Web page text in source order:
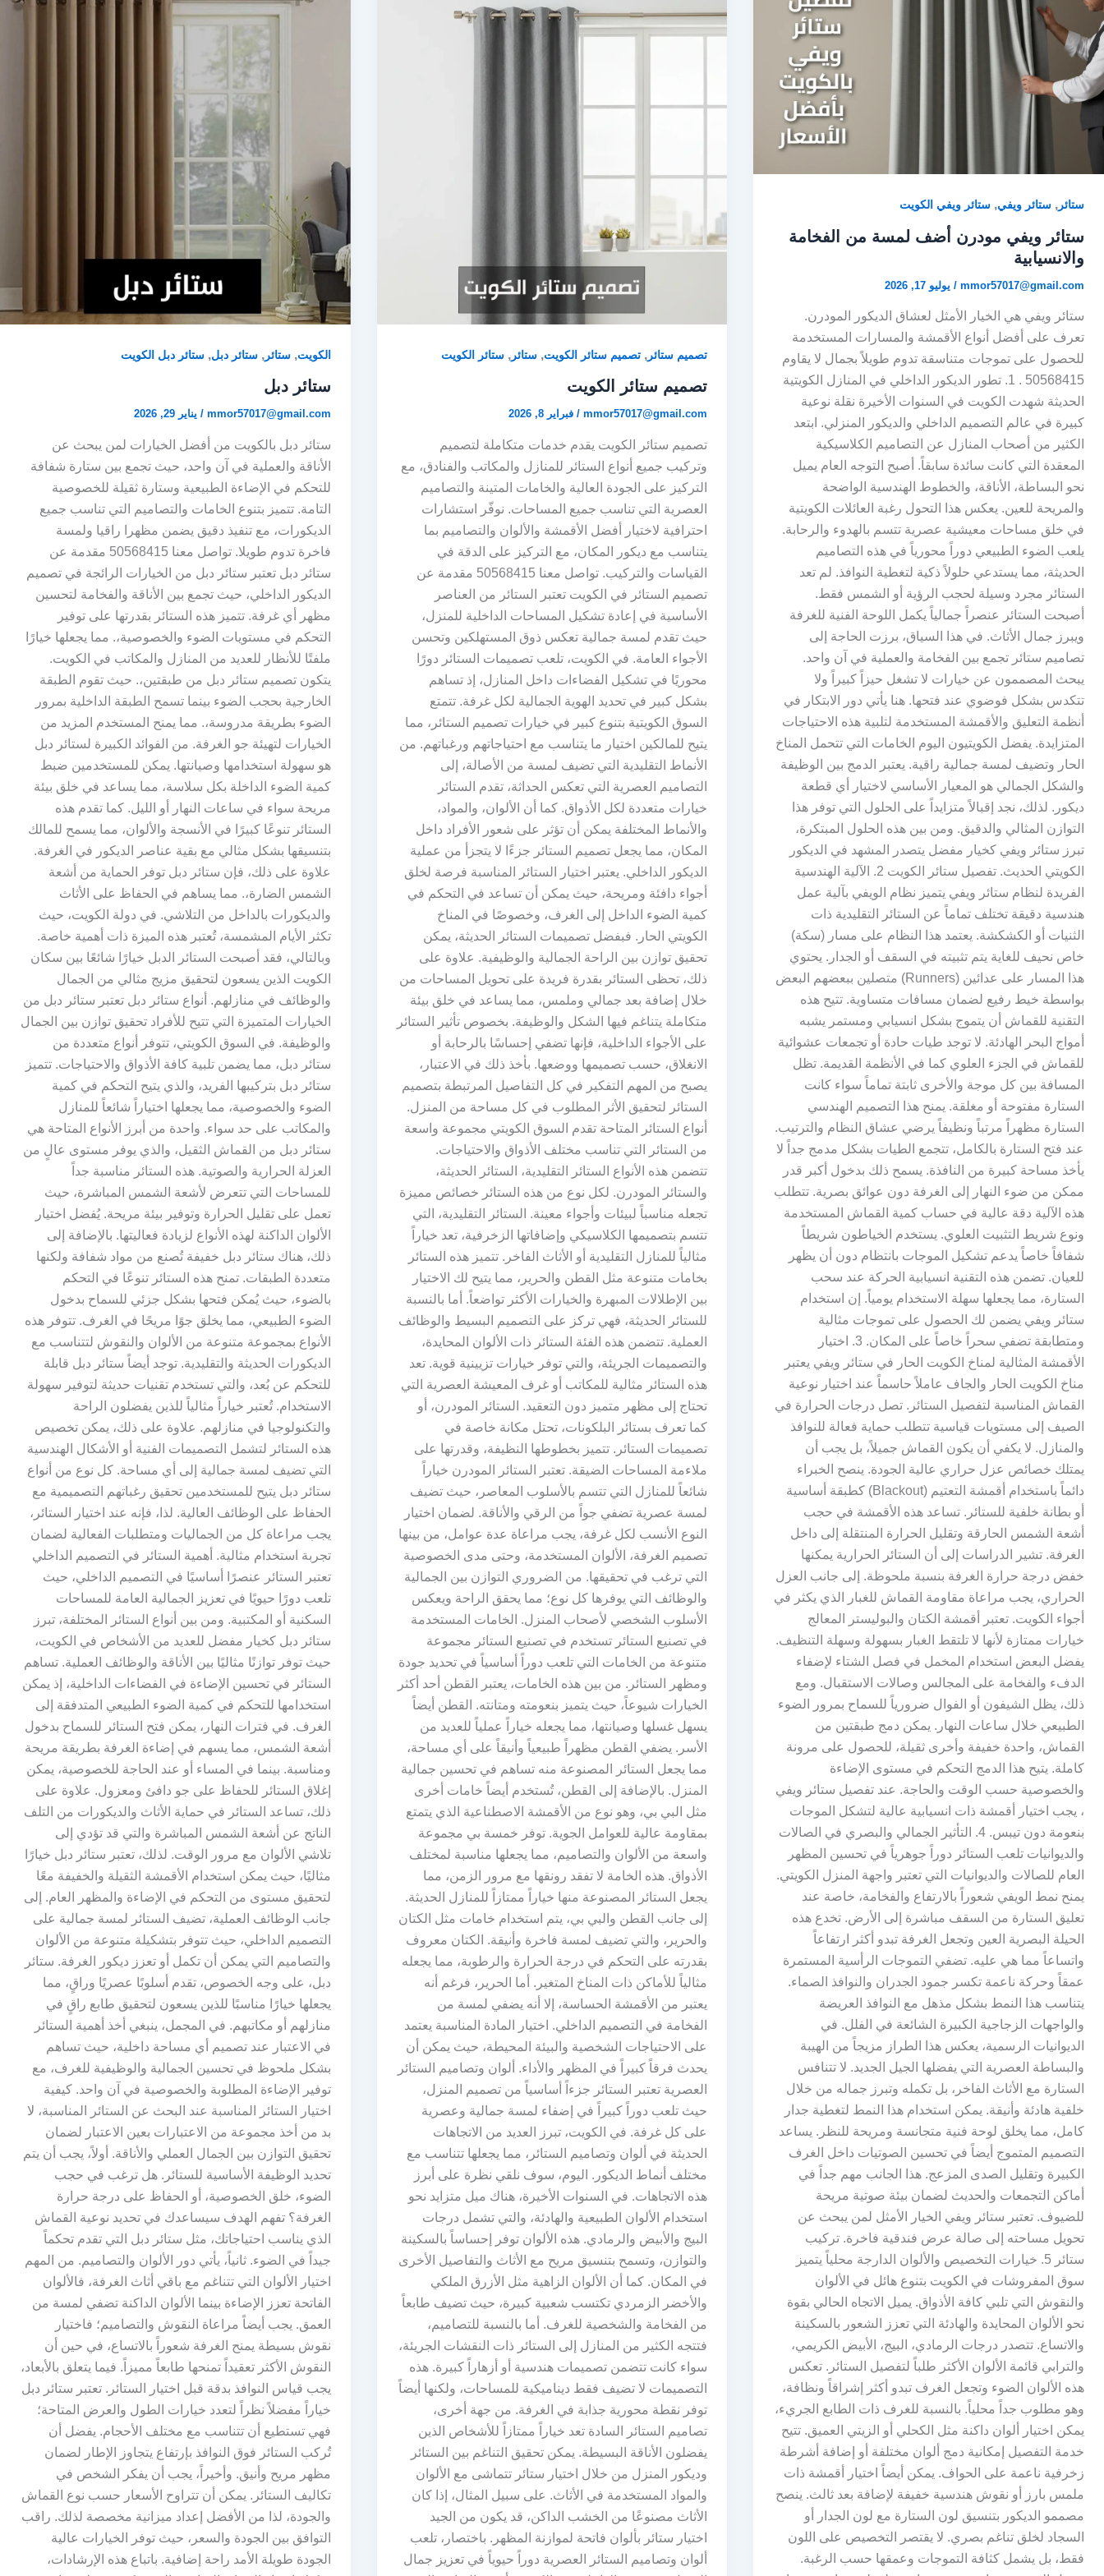
ستائر , ستائر ويفي, ستائر ويفي الكويت
ستائر ويفي مودرن أضف لمسة من الفخامة
والانسيابية
mmor57017@gmail.com
/ يوليو 17, 2026
ستائر ويفي هي الخيار الأمثل لعشاق الديكور المودرن.
تعرف على أفضل أنواع الأقمشة والمسارات المستخدمة
للحصول على تموجات متناسقة تدوم طويلاً بجمال لا يقاوم
50568415 . 1. تطور الديكور الداخلي في المنازل الكويتية
الحديثة شهدت الكويت في السنوات الأخيرة نقلة نوعية
كبيرة في عالم التصميم الداخلي والديكور المنزلي. ابتعد
الكثير من أصحاب المنازل عن التصاميم الكلاسيكية
المعقدة التي كانت سائدة سابقاً. أصبح التوجه العام يميل
نحو البساطة، الأناقة، والخطوط الهندسية الواضحة
والمريحة للعين. يعكس هذا التحول رغبة العائلات الكويتية
في خلق مساحات معيشية عصرية تتسم بالهدوء والرحابة.
يلعب الضوء الطبيعي دوراً محورياً في هذه التصاميم
الحديثة، مما يستدعي حلولاً ذكية لتغطية النوافذ. لم تعد
الستائر مجرد وسيلة لحجب الرؤية أو الشمس فقط.
أصبحت الستائر عنصراً جمالياً يكمل اللوحة الفنية للغرفة
ويبرز جمال الأثاث. في هذا السياق، برزت الحاجة إلى
تصاميم ستائر تجمع بين الفخامة والعملية في آن واحد.
يبحث المصممون عن خيارات لا تشغل حيزاً كبيراً ولا
تتكدس بشكل فوضوي عند فتحها. هنا يأتي دور الابتكار في
أنظمة التعليق والأقمشة المستخدمة لتلبية هذه الاحتياجات
المتزايدة. يفضل الكويتيون اليوم الخامات التي تتحمل المناخ
الحار وتضيف لمسة جمالية راقية. يعتبر الدمج بين الوظيفة
والشكل الجمالي هو المعيار الأساسي لاختيار أي قطعة
ديكور. لذلك، نجد إقبالاً متزايداً على الحلول التي توفر هذا
التوازن المثالي والدقيق. ومن بين هذه الحلول المبتكرة،
تبرز ستائر ويفي كخيار مفضل يتصدر المشهد في الديكور
الكويتي الحديث. تفصيل ستائر الكويت 2. الآلية الهندسية
الفريدة لنظام ستائر ويفي يتميز نظام الويفي بآلية عمل
هندسية دقيقة تختلف تماماً عن الستائر التقليدية ذات
الثنيات أو الكشكشة. يعتمد هذا النظام على مسار (سكة)
خاص نحيف للغاية يتم تثبيته في السقف أو الجدار. يحتوي
هذا المسار على عدائين (Runners) متصلين ببعضهم البعض
بواسطة خيط رفيع لضمان مسافات متساوية. تتيح هذه
التقنية للقماش أن يتموج بشكل انسيابي ومستمر يشبه
أمواج البحر الهادئة. لا توجد طيات حادة أو تجمعات عشوائية
للقماش في الجزء العلوي كما في الأنظمة القديمة. تظل
المسافة بين كل موجة والأخرى ثابتة تماماً سواء كانت
الستارة مفتوحة أو مغلقة. يمنح هذا التصميم الهندسي
الستارة مظهراً مرتباً ونظيفاً يرضي عشاق النظام والترتيب.
عند فتح الستارة بالكامل، تتجمع الطيات بشكل مدمج جداً لا
يأخذ مساحة كبيرة من النافذة. يسمح ذلك بدخول أكبر قدر
ممكن من ضوء النهار إلى الغرفة دون عوائق بصرية. تتطلب
هذه الآلية دقة عالية في حساب كمية القماش المستخدمة
ونوع شريط التثبيت العلوي. يستخدم الخياطون شريطاً
شفافاً خاصاً يدعم تشكيل الموجات بانتظام دون أن يظهر
للعيان. تضمن هذه التقنية انسيابية الحركة عند سحب
الستارة، مما يجعلها سهلة الاستخدام يومياً. إن استخدام
ستائر ويفي يضمن لك الحصول على تموجات مثالية
ومتطابقة تضفي سحراً خاصاً على المكان. 3. اختيار
الأقمشة المثالية لمناخ الكويت الحار في ستائر ويفي يعتبر
مناخ الكويت الحار والجاف عاملاً حاسماً عند اختيار نوعية
القماش المناسبة لتفصيل الستائر. تصل درجات الحرارة في
الصيف إلى مستويات قياسية تتطلب حماية فعالة للنوافذ
والمنازل. لا يكفي أن يكون القماش جميلاً، بل يجب أن
يمتلك خصائص عزل حراري عالية الجودة. ينصح الخبراء
دائماً باستخدام أقمشة التعتيم (Blackout) كطبقة أساسية
أو بطانة خلفية للستائر. تساعد هذه الأقمشة في حجب
أشعة الشمس الحارقة وتقليل الحرارة المنتقلة إلى داخل
الغرفة. تشير الدراسات إلى أن الستائر الحرارية يمكنها
خفض درجة حرارة الغرفة بنسبة ملحوظة. إلى جانب العزل
الحراري، يجب مراعاة مقاومة القماش للغبار الذي يكثر في
أجواء الكويت. تعتبر أقمشة الكتان والبوليستر المعالج
خيارات ممتازة لأنها لا تلتقط الغبار بسهولة وسهلة التنظيف.
يفضل البعض استخدام المخمل في فصل الشتاء لإضفاء
الدفء والفخامة على المجالس وصالات الاستقبال. ومع
ذلك، يظل الشيفون أو الفوال ضرورياً للسماح بمرور الضوء
الطبيعي خلال ساعات النهار. يمكن دمج طبقتين من
القماش، واحدة خفيفة وأخرى ثقيلة، للحصول على مرونة
كاملة. يتيح هذا الدمج التحكم في مستوى الإضاءة
والخصوصية حسب الوقت والحاجة. عند تفصيل ستائر ويفي
، يجب اختيار أقمشة ذات انسيابية عالية لتشكل الموجات
بنعومة دون تيبس. 4. التأثير الجمالي والبصري في الصالات
والديوانيات تلعب الستائر دوراً جوهرياً في تحسين المظهر
العام للصالات والديوانيات التي تعتبر واجهة المنزل الكويتي.
يمنح نمط الويفي شعوراً بالارتفاع والفخامة، خاصة عند
تعليق الستارة من السقف مباشرة إلى الأرض. تخدع هذه
الحيلة البصرية العين وتجعل الغرفة تبدو أكثر ارتفاعاً
واتساعاً مما هي عليه. تضفي التموجات الرأسية المستمرة
عمقاً وحركة ناعمة تكسر جمود الجدران والنوافذ الصماء.
يتناسب هذا النمط بشكل مذهل مع النوافذ العريضة
والواجهات الزجاجية الكبيرة الشائعة في الفلل. في
الديوانيات الرسمية، يعكس هذا الطراز مزيجاً من الهيبة
والبساطة العصرية التي يفضلها الجيل الجديد. لا تتنافس
الستارة مع الأثاث الفاخر، بل تكمله وتبرز جماله من خلال
خلفية هادئة وأنيقة. يمكن استخدام هذا النمط لتغطية جدار
كامل، مما يخلق لوحة فنية متجانسة ومريحة للنظر. يساعد
التصميم المتموج أيضاً في تحسين الصوتيات داخل الغرف
الكبيرة وتقليل الصدى المزعج. هذا الجانب مهم جداً في
أماكن التجمعات والحديث لضمان بيئة صوتية مريحة
للضيوف. تعتبر ستائر ويفي الخيار الأمثل لمن يبحث عن
تحويل مساحته إلى صالة عرض فندقية فاخرة. تركيب
ستائر 5. خيارات التخصيص والألوان الدارجة محلياً يتميز
سوق المفروشات في الكويت بتنوع هائل في الألوان
والنقوش التي تلبي كافة الأذواق. يميل الاتجاه الحالي بقوة
نحو الألوان المحايدة والهادئة التي تعزز الشعور بالسكينة
والاتساع. تتصدر درجات الرمادي، البيج، الأبيض الكريمي،
والترابي قائمة الألوان الأكثر طلباً لتفصيل الستائر. تعكس
هذه الألوان الضوء وتجعل الغرف تبدو أكثر إشراقاً ونظافة،
وهو مطلوب جداً محلياً. بالنسبة للغرف ذات الطابع الجريء،
يمكن اختيار ألوان داكنة مثل الكحلي أو الزيتي العميق. تتيح
خدمة التفصيل إمكانية دمج ألوان مختلفة أو إضافة أشرطة
زخرفية ناعمة على الحواف. يمكن أيضاً اختيار أقمشة ذات
ملمس بارز أو نقوش هندسية خفيفة لإضافة بعد ثالث. ينصح
مصممو الديكور بتنسيق لون الستارة مع لون الجدار أو
السجاد لخلق تناغم بصري. لا يقتصر التخصيص على اللون
فقط، بل يشمل كثافة التموجات وعمقها حسب الرغبة.
تصميم ستائر , تصميم ستائر الكويت, ستائر , ستائر الكويت
تصميم ستائر الكويت
mmor57017@gmail.com
/ فبراير 8, 2026
تصميم ستائر الكويت يقدم خدمات متكاملة لتصميم
وتركيب جميع أنواع الستائر للمنازل والمكاتب والفنادق، مع
التركيز على الجودة العالية والخامات المتينة والتصاميم
العصرية التي تناسب جميع المساحات. نوفّر استشارات
احترافية لاختيار أفضل الأقمشة والألوان والتصاميم بما
يتناسب مع ديكور المكان، مع التركيز على الدقة في
القياسات والتركيب. تواصل معنا 50568415 مقدمة عن
تصميم الستائر في الكويت تعتبر الستائر من العناصر
الأساسية في إعادة تشكيل المساحات الداخلية للمنزل،
حيث تقدم لمسة جمالية تعكس ذوق المستهلكين وتحسن
الأجواء العامة. في الكويت، تلعب تصميمات الستائر دورًا
محوريًا في تشكيل الفضاءات داخل المنازل، إذ تساهم
بشكل كبير في تحديد الهوية الجمالية لكل غرفة. تتمتع
السوق الكويتية بتنوع كبير في خيارات تصميم الستائر، مما
يتيح للمالكين اختيار ما يتناسب مع احتياجاتهم ورغباتهم. من
الأنماط التقليدية التي تضيف لمسة من الأصالة، إلى
التصاميم العصرية التي تعكس الحداثة، تقدم الستائر
خيارات متعددة لكل الأذواق. كما أن الألوان، والمواد،
والأنماط المختلفة يمكن أن تؤثر على شعور الأفراد داخل
المكان، مما يجعل تصميم الستائر جزءًا لا يتجزأ من عملية
الديكور الداخلي. يعتبر اختيار الستائر المناسبة فرصة لخلق
أجواء دافئة ومريحة، حيث يمكن أن تساعد في التحكم في
كمية الضوء الداخل إلى الغرف، وخصوصًا في المناخ
الكويتي الحار. فبفضل تصميمات الستائر الحديثة، يمكن
تحقيق توازن بين الراحة الجمالية والوظيفية. علاوة على
ذلك، تحظى الستائر بقدرة فريدة على تحويل المساحات من
خلال إضافة بعد جمالي وملمس، مما يساعد في خلق بيئة
متكاملة يتناغم فيها الشكل والوظيفة. بخصوص تأثير الستائر
على الأجواء الداخلية، فإنها تضفي إحساسًا بالرحابة أو
الانغلاق، حسب تصميمها ووضعها. بأخذ ذلك في الاعتبار،
يصبح من المهم التفكير في كل التفاصيل المرتبطة بتصميم
الستائر لتحقيق الأثر المطلوب في كل مساحة من المنزل.
أنواع الستائر المتاحة تقدم السوق الكويتي مجموعة واسعة
من الستائر التي تناسب مختلف الأذواق والاحتياجات.
تتضمن هذه الأنواع الستائر التقليدية، الستائر الحديثة،
والستائر المودرن. لكل نوع من هذه الستائر خصائص مميزة
تجعله مناسباً لبيئات وأجواء معينة. الستائر التقليدية، التي
تتسم بتصميمها الكلاسيكي وإضافاتها الزخرفية، تعد خياراً
مثالياً للمنازل التقليدية أو الأثاث الفاخر. تتميز هذه الستائر
بخامات متنوعة مثل القطن والحرير، مما يتيح لك الاختيار
بين الإطلالات المبهرة والخيارات الأكثر تواضعاً. أما بالنسبة
للستائر الحديثة، فهي تركز على التصميم البسيط والوظائف
العملية. تتضمن هذه الفئة الستائر ذات الألوان المحايدة،
والتصميمات الجريئة، والتي توفر خيارات تزيينية قوية. تعد
هذه الستائر مثالية للمكاتب أو غرف المعيشة العصرية التي
تحتاج إلى مظهر متميز دون التعقيد. الستائر المودرن، أو
كما تعرف بستائر البلكونات، تحتل مكانة خاصة في
تصميمات الستائر. تتميز بخطوطها النظيفة، وقدرتها على
ملاءمة المساحات الضيقة. تعتبر الستائر المودرن خياراً
شائعاً للمنازل التي تتسم بالأسلوب المعاصر، حيث تضيف
لمسة عصرية تضفي جواً من الرقي والأناقة. لضمان اختيار
النوع الأنسب لكل غرفة، يجب مراعاة عدة عوامل، من بينها
تصميم الغرفة، الألوان المستخدمة، وحتى مدى الخصوصية
التي ترغب في تحقيقها. من الضروري التوازن بين الجمالية
والوظائف التي يوفرها كل نوع؛ مما يحقق الراحة ويعكس
الأسلوب الشخصي لأصحاب المنزل. الخامات المستخدمة
في تصنيع الستائر تستخدم في تصنيع الستائر مجموعة
متنوعة من الخامات التي تلعب دوراً أساسياً في تحديد جودة
ومظهر الستائر. من بين هذه الخامات، يعتبر القطن أحد أكثر
الخيارات شيوعاً، حيث يتميز بنعومته ومتانته. القطن أيضاً
يسهل غسلها وصيانتها، مما يجعله خياراً عملياً للعديد من
الأسر. يضفي القطن مظهراً طبيعياً وأنيقاً على أي مساحة،
مما يجعل الستائر المصنوعة منه تساهم في تحسين جمالية
المنزل. بالإضافة إلى القطن، تُستخدم أيضاً خامات أخرى
مثل البي بي، وهو نوع من الأقمشة الاصطناعية الذي يتمتع
بمقاومة عالية للعوامل الجوية. توفر خمسة بي مجموعة
واسعة من الألوان والتصاميم، مما يجعلها مناسبة لمختلف
الأذواق. هذه الخامة لا تفقد رونقها مع مرور الزمن، مما
يجعل الستائر المصنوعة منها خياراً ممتازاً للمنازل الحديثة.
إلى جانب القطن والبي بي، يتم استخدام خامات مثل الكتان
والحرير، والتي تضيف لمسة فاخرة وأنيقة. الكتان معروف
بقدرته على التحكم في درجة الحرارة والرطوبة، مما يجعله
مثالياً للأماكن ذات المناخ المتغير. أما الحرير، فرغم أنه
يعتبر من الأقمشة الحساسة، إلا أنه يضفي لمسة من
الفخامة في التصميم الداخلي. اختيار المادة المناسبة يعتمد
على الاحتياجات الشخصية والبيئة المحيطة، حيث يمكن أن
يحدث فرقاً كبيراً في المظهر والأداء. ألوان وتصاميم الستائر
العصرية تعتبر الستائر جزءاً أساسياً من تصميم المنزل،
حيث تلعب دوراً كبيراً في إضفاء لمسة جمالية وعصرية
على كل غرفة. في الكويت، تبرز العديد من الاتجاهات
الحديثة في ألوان وتصاميم الستائر، مما يجعلها تتناسب مع
مختلف أنماط الديكور. اليوم، سوف نلقي نظرة على أبرز
هذه الاتجاهات. في السنوات الأخيرة، هناك ميل متزايد نحو
استخدام الألوان الطبيعية والهادئة، والتي تشمل درجات
البيج والأبيض والرمادي. هذه الألوان توفر إحساساً بالسكينة
والتوازن، وتسمح بتنسيق مريح مع الأثاث والتفاصيل الأخرى
في المكان. كما أن الألوان الزاهية مثل الأزرق الملكي
والأخضر الزمردي تكتسب شعبية كبيرة، حيث تضيف طابعاً
من الفخامة والشخصية للغرف. أما بالنسبة للتصاميم،
فتتجه الكثير من المنازل إلى الستائر ذات النقشات الجريئة،
سواء كانت تتضمن تصميمات هندسية أو أزهاراً كبيرة. هذه
التصميمات لا تضيف فقط ديناميكية للمساحات، ولكنها أيضاً
توفر نقطة محورية جذابة في الغرفة. من جهة أخرى،
تصاميم الستائر السادة تعد خياراً ممتازاً للأشخاص الذين
يفضلون الأناقة البسيطة. يمكن تحقيق التناغم بين الستائر
وديكور المنزل من خلال اختيار ستائر تتماشى مع الألوان
والمواد المستخدمة في الأثاث. على سبيل المثال، إذا كان
الأثاث مصنوعًا من الخشب الداكن، قد يكون من الجيد
اختيار ستائر بألوان فاتحة لموازنة المظهر. باختصار، تلعب
ألوان وتصاميم الستائر العصرية دوراً حيوياً في تعزيز جمال
الكويت,ستائر,ستائر دبل,ستائر دبل الكويت
ستائر دبل
mmor57017@gmail.com
/ يناير 29, 2026
ستائر دبل بالكويت من أفضل الخيارات لمن يبحث عن
الأناقة والعملية في آن واحد، حيث تجمع بين ستارة شفافة
للتحكم في الإضاءة الطبيعية وستارة ثقيلة للخصوصية
التامة. تتميز بتنوع الخامات والتصاميم التي تناسب جميع
الديكورات، مع تنفيذ دقيق يضمن مظهرا راقيا ولمسة
فاخرة تدوم طويلا. تواصل معنا 50568415 مقدمة عن
ستائر دبل تعتبر ستائر دبل من الخيارات الرائجة في تصميم
الديكور الداخلي، حيث تجمع بين الأناقة والفخامة لتحسين
مظهر أي غرفة. تتميز هذه الستائر بقدرتها على توفير
التحكم في مستويات الضوء والخصوصية،. مما يجعلها خيارًا
ملفتًا للأنظار للعديد من المنازل والمكاتب في الكويت.
يتكون تصميم ستائر دبل من طبقتين،. حيث تقوم الطبقة
الخارجية بحجب الضوء بينما تسمح الطبقة الداخلية بمرور
الضوء بطريقة مدروسة،. مما يمنح المستخدم المزيد من
الخيارات لتهيئة جو الغرفة. من الفوائد الكبيرة لستائر دبل
هو سهولة استخدامها وصيانتها. يمكن للمستخدمين ضبط
كمية الضوء الداخلة بكل سلاسة، مما يساعد في خلق بيئة
مريحة سواء في ساعات النهار أو الليل. كما تقدم هذه
الستائر تنوعًا كبيرًا في الأنسجة والألوان، مما يسمح للمالك
بتنسيقها بشكل مثالي مع بقية عناصر الديكور في الغرفة.
علاوة على ذلك، فإن ستائر دبل توفر الحماية من أشعة
الشمس الضارة،. مما يساهم في الحفاظ على الأثاث
والديكورات بالداخل من التلاشي. في دولة الكويت، حيث
تكثر الأيام المشمسة، تُعتبر هذه الميزة ذات أهمية خاصة.
وبالتالي، فقد أصبحت الستائر الدبل خيارًا شائعًا بين سكان
الكويت الذين يسعون لتحقيق مزيج مثالي من الجمال
والوظائف في منازلهم. أنواع ستائر دبل تعتبر ستائر دبل من
الخيارات المتميزة التي تتيح للأفراد تحقيق توازن بين الجمال
والوظيفة. في السوق الكويتي، تتوفر أنواع متعددة من
ستائر دبل، مما يضمن تلبية كافة الأذواق والاحتياجات. تتميز
ستائر دبل بتركيبها الفريد، والذي يتيح التحكم في كمية
الضوء والخصوصية، مما يجعلها اختياراً شائعاً للمنازل
والمكاتب على حد سواء. واحدة من أبرز الأنواع المتاحة هي
ستائر دبل من القماش الثقيل، والذي يوفر مستوى عالٍ من
العزلة الحرارية والصوتية. هذه الستائر مناسبة جداً
للمساحات التي تتعرض لأشعة الشمس المباشرة، حيث
تعمل على تقليل الحرارة وتوفير بيئة مريحة. يُفضل اختيار
الألوان الداكنة لهذه الأنواع لزيادة فعاليتها. بالإضافة إلى
ذلك، هناك ستائر دبل خفيفة تُصنع من مواد شفافة ولكنها
متعددة الطبقات. تمنح هذه الستائر تنوعًا في التحكم
بالضوء، حيث يُمكن فتحها بشكل جزئي للسماح بدخول
الضوء الطبيعي، مما يخلق جوًا مريحًا في الغرف. تتوفر هذه
الأنواع بمجموعة متنوعة من الألوان والنقوش لتتناسب مع
الديكورات الحديثة والتقليدية. توجد أيضاً ستائر دبل قابلة
للتحكم عن بُعد، والتي تستخدم تقنيات حديثة لتوفير سهولة
الاستخدام. تُعتبر خياراً مثالياً للذين يفضلون الراحة
والتكنولوجيا في منازلهم. علاوة على ذلك، يمكن تخصيص
هذه الستائر لتشمل التصميمات الفنية أو الأشكال الهندسية
التي تضيف لمسة جمالية إلى أي مساحة. كل نوع من أنواع
ستائر دبل يتيح للمستخدمين تحقيق رغباتهم التصميمية مع
الحفاظ على الوظائف العالية. لذا، فإنه عند اختيار الستائر،
يجب مراعاة كل من الجماليات ومتطلبات الفعالية لضمان
تجربة استخدام مثالية. أهمية الستائر في التصميم الداخلي
تعتبر الستائر عنصرًا أساسيًا في التصميم الداخلي، حيث
تلعب دورًا حيويًا في تعزيز الجمالية العامة للمساحات
السكنية أو المكتبية. ومن بين أنواع الستائر المختلفة، تبرز
ستائر دبل كخيار مفضل للعديد من الأشخاص في الكويت،
حيث توفر توازنًا مثاليًا بين الأناقة والوظائف العملية. تساهم
الستائر في تحسين الإضاءة في الفضاءات الداخلية، إذ يمكن
استخدامها للتحكم في كمية الضوء الطبيعي المتدفقة إلى
الغرف. في فترات النهار، يمكن فتح الستائر للسماح بدخول
أشعة الشمس، مما يسهم في إضاءة الغرفة بطريقة مريحة
ومناسبة. بينما في المساء أو عند الحاجة للخصوصية، يمكن
إغلاق الستائر للحفاظ على جو دافئ ومعزول. علاوة على
ذلك، تساعد الستائر في حماية الأثاث والديكورات من التلف
الناتج عن أشعة الشمس المباشرة والتي قد تؤدي إلى
تلاشي الألوان مع مرور الوقت. لذلك، تعتبر ستائر دبل خيارًا
مثاليًا، حيث يمكن استخدام الأقمشة الثقيلة والخفيفة معًا
لتحقيق مستوى من التحكم في الإضاءة والمظهر العام. إلى
جانب الوظائف العملية، تضيف الستائر لمسة جمالية على
التصميم الداخلي، حيث تتوفر بتشكيلة متنوعة من الألوان
والتصاميم التي يمكن أن تكمل أو تعزز ديكور الغرفة. ستائر
دبل، على وجه الخصوص، تقدم أسلوبًا عصريًا وراقٍ، مما
يجعلها خيارًا مناسبًا للذين يسعون لتحقيق طابع راقٍ في
منازلهم أو مكاتبهم. في المجمل، ينبغي أخذ أهمية الستائر
في الاعتبار عند تصميم أي مساحة داخلية، حيث تساهم
بشكل ملحوظ في تحسين الجمالية والوظيفية للغرف، مع
توفير الإضاءة المطلوبة والخصوصية في آن واحد. كيفية
اختيار الستائر المناسبة عند البحث عن الستائر المناسبة، لا
بد من أخذ مجموعة من الاعتبارات بعين الاعتبار لضمان
تحقيق التوازن بين الجمال العملي والأناقة. أولاً، يجب أن يتم
تحديد الوظيفة الأساسية للستائر. هل ترغب في حجب
الضوء، خلق الخصوصية، أو الحفاظ على درجة حرارة
الغرفة؟ تفهم الهدف سيساعدك في تحديد نوعية القماش
الذي يناسب احتياجاتك، مثل ستائر دبل التي تقدم تحكماً
جيداً في الضوء. ثانياً، يأتي دور الألوان والتصاميم. من المهم
اختيار الألوان التي تتناغم مع باقي أثاث الغرفة، فالألوان
الفاتحة تعزز الإضاءة بينما الألوان الداكنة تضفي لمسة من
العمق. يجب أيضاً مراعاة النقوش والتصاميم؛ فاختيار
نقوش بسيطة يمنح الغرفة شعوراً بالاتساع، في حين أن
النقوش الأكثر تعقيداً تمنحها طابعاً مميزاً. فيما يتعلق بالأبعاد،
يجب قياس النوافذ بدقة قبل اختيار الستائر. تعتبر ستائر دبل
خياراً مفضلاً نظراً لتعدد خيارات الطول والعرض المتاحة؛
فهي تستطيع أن تتناسب مع مختلف الأحجام. يفضل أن
تُركب الستائر فوق النوافذ بإرتفاع يتجاوز الإطار لضمان
مظهر مريح وأنيق. وأخيراً، يجب أن يفكر الشخص في
تكاليف الستائر. يمكن أن تتراوح الأسعار حسب نوع القماش
والجودة، لذا من الأفضل إعداد ميزانية مخصصة لذلك. راقب
التوافق بين الجودة والسعر، حيث توفر الخيارات عالية
الجودة طويلة الأمد راحة إضافية. باتباع هذه الإرشادات،